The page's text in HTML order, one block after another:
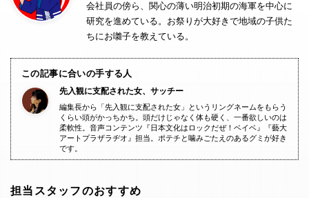
会社員の傍ら、関心の薄い明治初期の海軍を中心に
研究を進めている。お祭りが大好きで地域の子供た
ちにお囃子を教えている。
この記事に合いの手する人
先入観に支配された女、サッチー
編集長から「先入観に支配された女」というリングネームをもらう
くらい頭がかっちかち。頭だけじゃなく体も硬く、一番欲しいのは
柔軟性。音声コンテンツ『日本文化はロックだぜ！ベイベ』『藝大
アートプラザラヂオ』担当。ポテチと噛みごたえのあるグミが好き
です。
担当スタッフのおすすめ